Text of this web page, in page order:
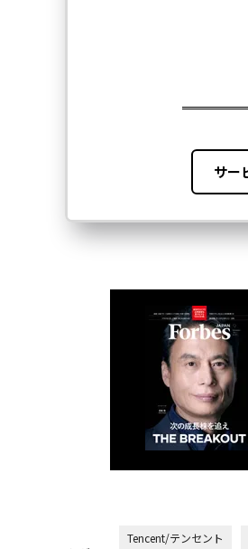
Tencent/テンセント